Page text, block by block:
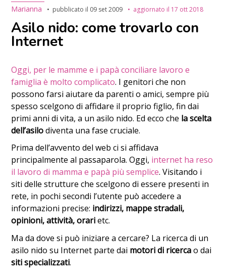
Marianna
pubblicato il 09 set 2009 aggiornato il 17 ott 2018
Asilo nido: come trovarlo con
Internet
Oggi, per le mamme e i papà conciliare lavoro e
famiglia è molto complicato. I genitori che non
possono farsi aiutare da parenti o amici, sempre più
spesso scelgono di affidare il proprio figlio, fin dai
primi anni di vita, a un asilo nido. Ed ecco che la scelta
dell’asilodiventa una fase cruciale.
Prima dell’avvento del web ci si affidava
principalmente al passaparola. Oggi, internet ha reso
il lavoro di mamma e papà più semplice. Visitando i
siti delle strutture che scelgono di essere presenti in
rete, in pochi secondi l’utente può accedere a
informazioni precise: indirizzi, mappe stradali,
opinioni, attività, orarietc.
Ma da dove si può iniziare a cercare? La ricerca di un
asilo nido su Internet parte dai motori di ricercao dai
siti specializzati.